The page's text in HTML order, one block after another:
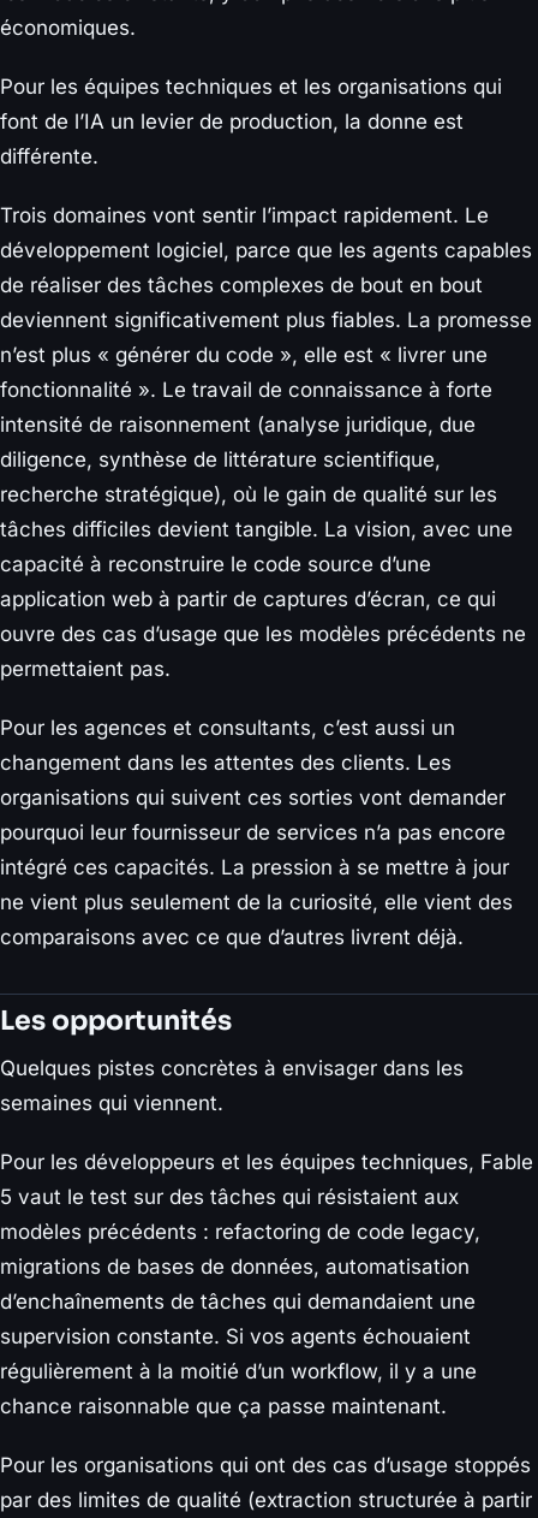
économiques.
Pour les équipes techniques et les organisations qui
font de l’IA un levier de production, la donne est
différente.
Trois domaines vont sentir l’impact rapidement. Le
développement logiciel, parce que les agents capables
de réaliser des tâches complexes de bout en bout
deviennent significativement plus fiables. La promesse
n’est plus « générer du code », elle est « livrer une
fonctionnalité ». Le travail de connaissance à forte
intensité de raisonnement (analyse juridique, due
diligence, synthèse de littérature scientifique,
recherche stratégique), où le gain de qualité sur les
tâches difficiles devient tangible. La vision, avec une
capacité à reconstruire le code source d’une
application web à partir de captures d’écran, ce qui
ouvre des cas d’usage que les modèles précédents ne
permettaient pas.
Pour les agences et consultants, c’est aussi un
changement dans les attentes des clients. Les
organisations qui suivent ces sorties vont demander
pourquoi leur fournisseur de services n’a pas encore
intégré ces capacités. La pression à se mettre à jour
ne vient plus seulement de la curiosité, elle vient des
comparaisons avec ce que d’autres livrent déjà.
Les opportunités
Quelques pistes concrètes à envisager dans les
semaines qui viennent.
Pour les développeurs et les équipes techniques, Fable
5 vaut le test sur des tâches qui résistaient aux
modèles précédents : refactoring de code legacy,
migrations de bases de données, automatisation
d’enchaînements de tâches qui demandaient une
supervision constante. Si vos agents échouaient
régulièrement à la moitié d’un workflow, il y a une
chance raisonnable que ça passe maintenant.
Pour les organisations qui ont des cas d’usage stoppés
par des limites de qualité (extraction structurée à partir